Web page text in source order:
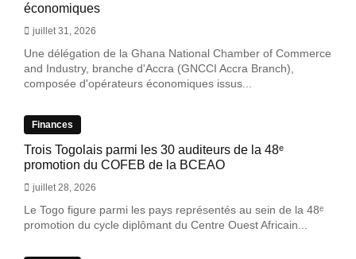
économiques
juillet 31, 2026
Une délégation de la Ghana National Chamber of Commerce
and Industry, branche d'Accra (GNCCI Accra Branch),
composée d'opérateurs économiques issus...
Finances
Trois Togolais parmi les 30 auditeurs de la 48ᵉ
promotion du COFEB de la BCEAO
juillet 28, 2026
Le Togo figure parmi les pays représentés au sein de la 48ᵉ
promotion du cycle diplômant du Centre Ouest Africain...